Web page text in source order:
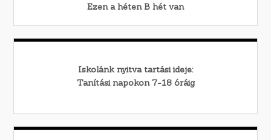
Ezen a héten B hét van
Iskolánk nyitva tartási ideje:
Tanítási napokon 7-18 óráig